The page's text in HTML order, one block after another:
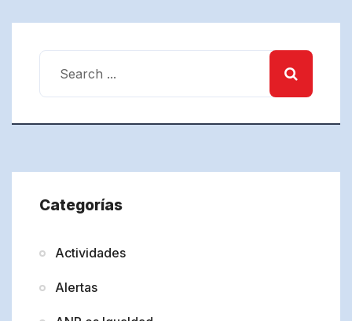
Categorías
Actividades
Alertas